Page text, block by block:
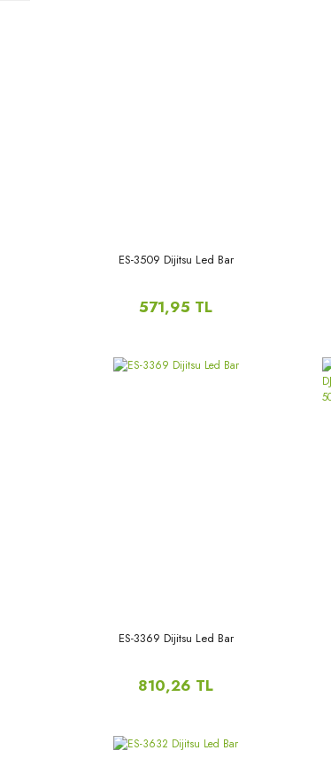
ES-3509 Dijitsu Led Bar
571,95 TL
ES-3369 Dijitsu Led Bar
810,26 TL